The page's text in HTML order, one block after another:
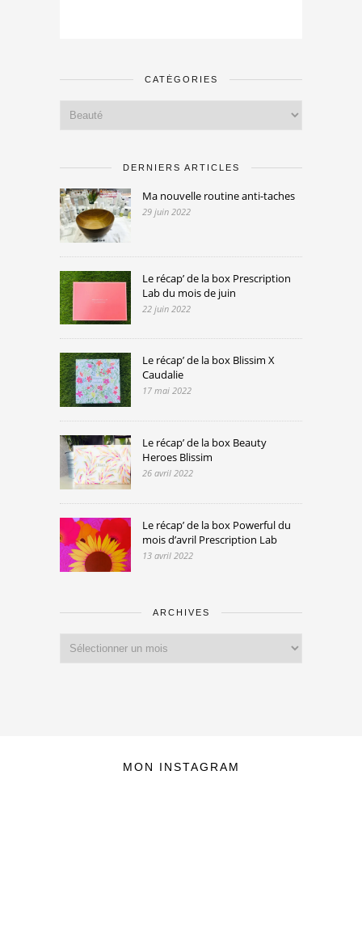
CATÉGORIES
DERNIERS ARTICLES
Ma nouvelle routine anti-taches
29 juin 2022
Le récap’ de la box Prescription
Lab du mois de juin
22 juin 2022
Le récap’ de la box Blissim X
Caudalie
17 mai 2022
Le récap’ de la box Beauty
Heroes Blissim
26 avril 2022
Le récap’ de la box Powerful du
mois d’avril Prescription Lab
13 avril 2022
ARCHIVES
MON INSTAGRAM